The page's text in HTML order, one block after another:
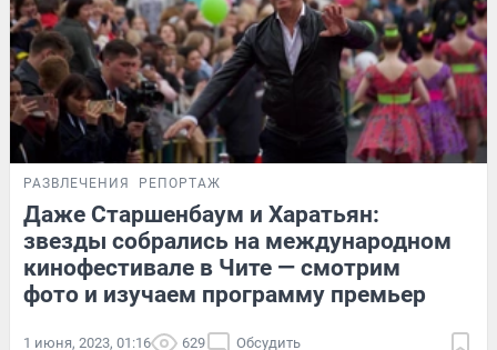
РАЗВЛЕЧЕНИЯ РЕПОРТАЖ
Даже Старшенбаум и Харатьян:
звезды собрались на международном
кинофестивале в Чите — смотрим
фото и изучаем программу премьер
1 июня, 2023, 01:16 629 Обсудить